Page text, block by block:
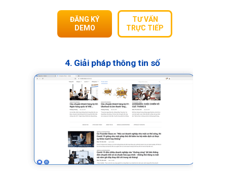
4. Giải pháp thông tin số
TƯ VẤN
TRỰC TIẾP
ĐĂNG KÝ
DEMO